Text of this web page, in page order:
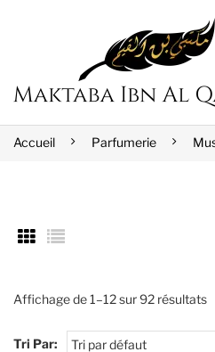
Accueil Parfumerie
Affichage de 1–12 sur 92 résultats
Tri Par: